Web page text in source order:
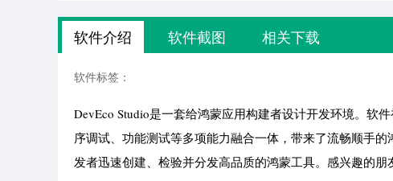
软件介绍 软件截图 相关下载
软件标签：
DevEco Studio是一套给鸿蒙应用构建者设计开发环境。软
序调试、功能测试等多项能力融合一体，带来了流畅顺手
发者迅速创建、检验并分发高品质的鸿蒙工具。感兴趣的朋